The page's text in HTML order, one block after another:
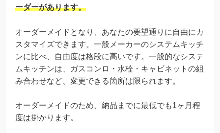
ーダーがあります。
オーダーメイドとなり、あなたの要望通りに自由にカ
スタマイズできます。一般メーカーのシステムキッチ
ンに比べ、自由度は格段に高いです。一般的なシステ
ムキッチンは、ガスコンロ・水栓・キャビネットの組
み合わせなど、変更できる箇所は限られます。
オーダーメイドのため、納品までに最低でも1ヶ月程
度は掛かります。